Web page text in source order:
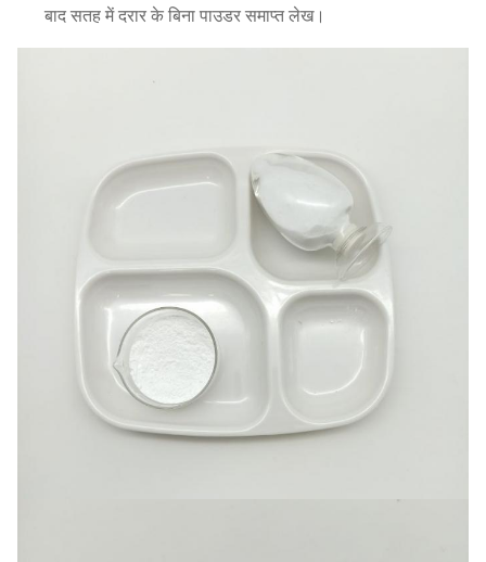
बाद सतह में दरार के बिना पाउडर समाप्त लेख।